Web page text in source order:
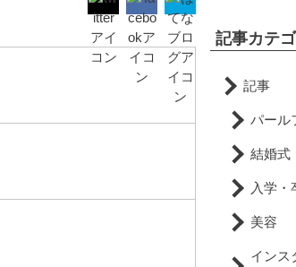
記事カテ
記事
パール
結婚式
入学・
美容
インス